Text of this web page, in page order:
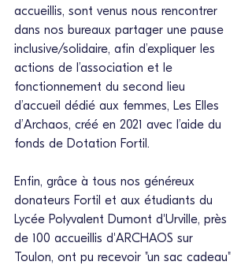
accueillis, sont venus nous rencontrer
dans nos bureaux partager une pause
inclusive/solidaire, afin d’expliquer les
actions de l’association et le
fonctionnement du second lieu
d’accueil dédié aux femmes, Les Elles
d’Archaos, créé en 2021 avec l’aide du
fonds de Dotation Fortil.
Enfin, grâce à tous nos généreux
donateurs Fortil et aux étudiants du
Lycée Polyvalent Dumont d'Urville, près
de 100 accueillis d'ARCHAOS sur
Toulon, ont pu recevoir "un sac cadeau"